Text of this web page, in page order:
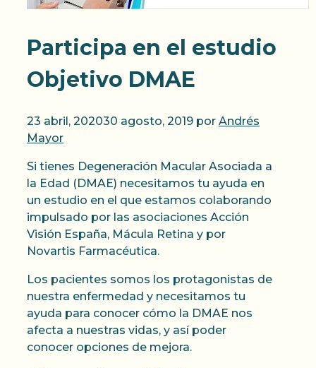
Participa en el estudio
Objetivo DMAE
23 abril, 202030 agosto, 2019 por Andrés
Mayor
Si tienes Degeneración Macular Asociada a
la Edad (DMAE) necesitamos tu ayuda en
un estudio en el que estamos colaborando
impulsado por las asociaciones Acción
Visión España, Mácula Retina y por
Novartis Farmacéutica.
Los pacientes somos los protagonistas de
nuestra enfermedad y necesitamos tu
ayuda para conocer cómo la DMAE nos
afecta a nuestras vidas, y así poder
conocer opciones de mejora.